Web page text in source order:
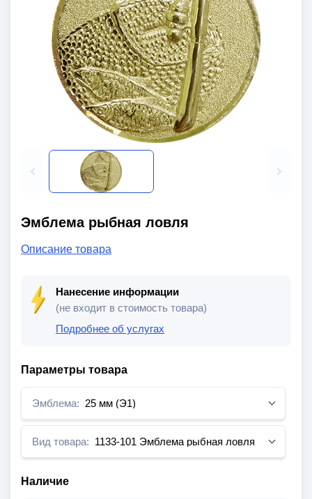
Эмблема рыбная ловля
Описание товара
Нанесение информации
(не входит в стоимость товара)
Подробнее об услугах
Параметры товара
Эмблема: 25 мм (Э1)
Вид товара: 1133-101 Эмблема рыбная ловля
Наличие